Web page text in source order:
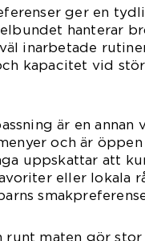
ger en
hanterar
inarbetade
kapacitet vid
är en
och är
uppskattar att
eller lokala
runt maten gör